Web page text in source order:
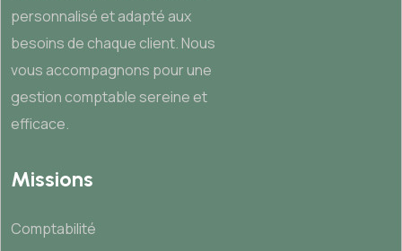
personnalisé et adapté aux
besoins de chaque client. Nous
vous accompagnons pour une
gestion comptable sereine et
efficace.
Missions
Comptabilité